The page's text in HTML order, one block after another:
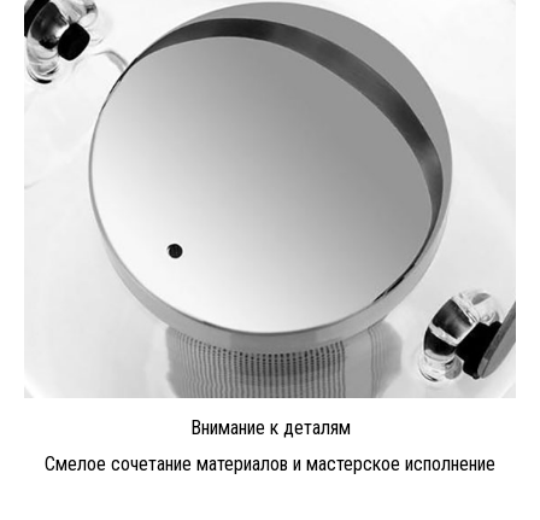
Внимание к деталям
Смелое сочетание материалов и мастерское исполнение